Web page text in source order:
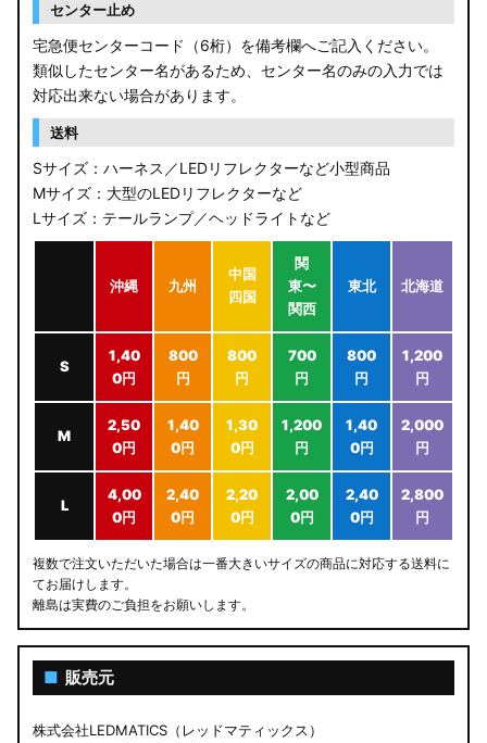
センター止め
宅急便センターコード（6桁）を備考欄へご記入ください。
類似したセンター名があるため、センター名のみの入力では
対応出来ない場合があります。
送料
Sサイズ：ハーネス／LEDリフレクターなど小型商品
Mサイズ：大型のLEDリフレクターなど
Lサイズ：テールランプ／ヘッドライトなど
沖縄 九州
中国
四国
関
東〜
関西
東北 北海道
S
1,40
0円
800
円
800
円
700
円
800
円
1,200
円
M
2,50
0円
1,40
0円
1,30
0円
1,200
円
1,40
0円
2,000
円
L
4,00
0円
2,40
0円
2,20
0円
2,00
0円
2,40
0円
2,800
円
複数で注文いただいた場合は一番大きいサイズの商品に対応する送料に
てお届けします。
離島は実費のご負担をお願いします。
■ 販売元
株式会社LEDMATICS（レッドマティックス）